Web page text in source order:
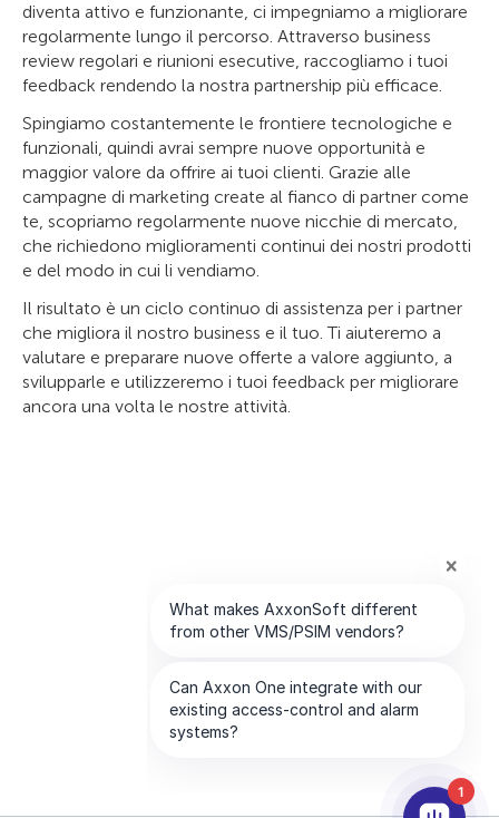
diventa attivo e funzionante, ci impegniamo a migliorare
regolarmente lungo il percorso. Attraverso business
review regolari e riunioni esecutive, raccogliamo i tuoi
feedback rendendo la nostra partnership più efficace.
Spingiamo costantemente le frontiere tecnologiche e
funzionali, quindi avrai sempre nuove opportunità e
maggior valore da offrire ai tuoi clienti. Grazie alle
campagne di marketing create al fianco di partner come
te, scopriamo regolarmente nuove nicchie di mercato,
che richiedono miglioramenti continui dei nostri prodotti
e del modo in cui li vendiamo.
Il risultato è un ciclo continuo di assistenza per i partner
che migliora il nostro business e il tuo. Ti aiuteremo a
valutare e preparare nuove offerte a valore aggiunto, a
svilupparle e utilizzeremo i tuoi feedback per migliorare
ancora una volta le nostre attività.
1